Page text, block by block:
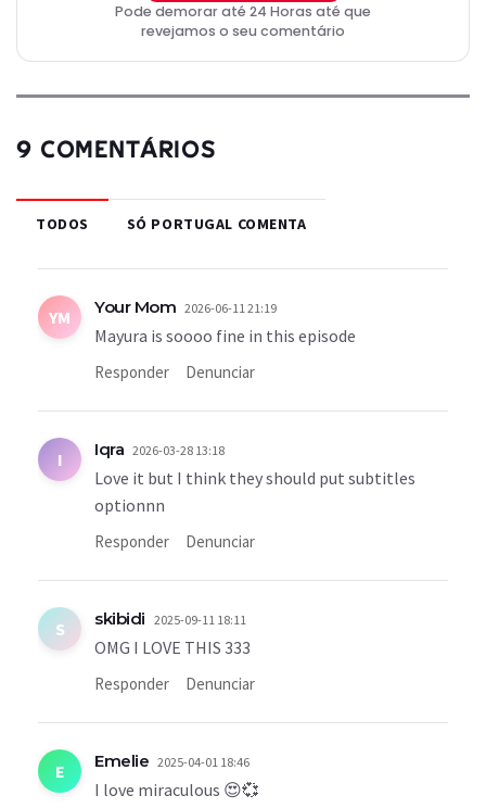
Pode demorar até 24 Horas até que
revejamos o seu comentário
9 COMENTÁRIOS
TODOS SÓ PORTUGAL COMENTA
YM Your Mom 2026-06-11 21:19
Mayura is soooo fine in this episode
Responder Denunciar
I Iqra 2026-03-28 13:18
Love it but I think they should put subtitles
optionnn
Responder Denunciar
S skibidi 2025-09-11 18:11
OMG I LOVE THIS 333
Responder Denunciar
E Emelie 2025-04-01 18:46
I love miraculous 😍💞